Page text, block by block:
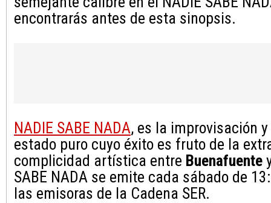
encontrarás antes de esta sinopsis.
NADIE SABE NADA, es la improvisación
estado puro cuyo éxito es fruto de la
complicidad artística entre Buenafuente
SABE NADA se emite cada sábado de
las emisoras de la Cadena SER.